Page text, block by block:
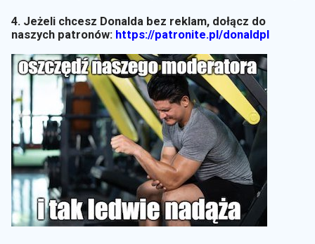
4. Jeżeli chcesz Donalda bez reklam, dołącz do
naszych patronów: https://patronite.pl/donaldpl